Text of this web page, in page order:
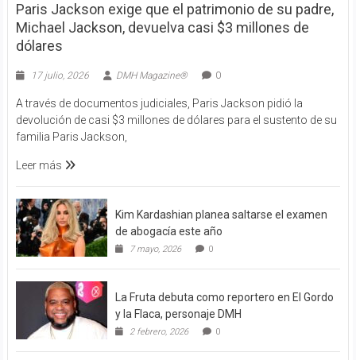
Paris Jackson exige que el patrimonio de su padre,
Michael Jackson, devuelva casi $3 millones de
dólares
17 julio, 2026 DMH Magazine® 0
A través de documentos judiciales, Paris Jackson pidió la
devolución de casi $3 millones de dólares para el sustento de su
familia Paris Jackson,
Leer más
Kim Kardashian planea saltarse el examen
de abogacía este año
7 mayo, 2026 0
La Fruta debuta como reportero en El Gordo
y la Flaca, personaje DMH
2 febrero, 2026 0